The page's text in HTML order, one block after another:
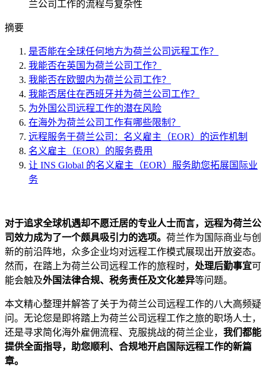
兰公司工作的流程与复杂性
摘要
是否能在全球任何地方为荷兰公司远程工作？
我能否在英国为荷兰公司工作？
我能否在欧盟内为荷兰公司工作？
我能否居住在西班牙并为荷兰公司工作？
为外国公司远程工作的潜在风险
在海外为荷兰公司工作有哪些限制？
远程服务于荷兰公司：名义雇主（EOR）的运作机制
名义雇主（EOR）的服务费用
让 INS Global 的名义雇主（EOR）服务助您拓展国际业
务
对于追求全球机遇却不愿迁居的专业人士而言，远程为荷兰公
司效力成为了一个颇具吸引力的选项。 荷兰作为国际商业与创
新的前沿阵地，众多企业均对远程工作模式展现出开放姿态。
然而，在踏上为荷兰公司远程工作的旅程时， 处理后勤事宜可
能会触及外国法律合规、税务责任及文化差异等问题。
本文精心整理并解答了关于为荷兰公司远程工作的八大高频疑
问。无论您是即将踏上为荷兰公司远程工作之旅的职场人士，
还是寻求简化海外雇佣流程、克服挑战的荷兰企业， 我们都能
提供全面指导，助您顺利、合规地开启国际远程工作的新篇
章。